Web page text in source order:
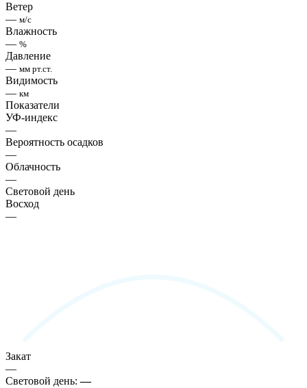
Ветер
— м/с
Влажность
— %
Давление
— мм рт.ст.
Видимость
— км
Показатели
УФ-индекс
—
Вероятность осадков
—
Облачность
—
Световой день
Восход
—
Закат
—
Световой день:—